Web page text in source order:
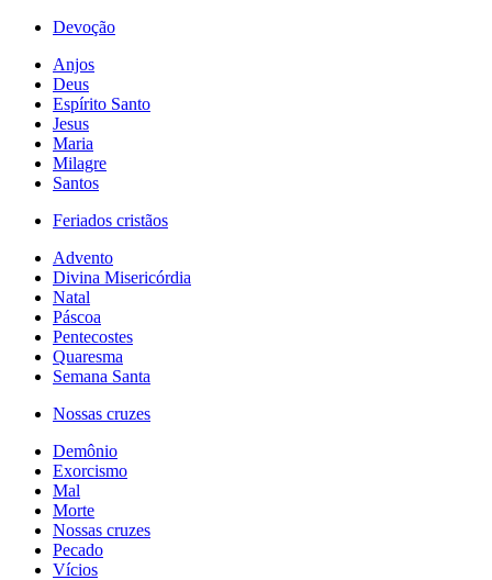
Devoção
Anjos
Deus
Espírito Santo
Jesus
Maria
Milagre
Santos
Feriados cristãos
Advento
Divina Misericórdia
Natal
Páscoa
Pentecostes
Quaresma
Semana Santa
Nossas cruzes
Demônio
Exorcismo
Mal
Morte
Nossas cruzes
Pecado
Vícios